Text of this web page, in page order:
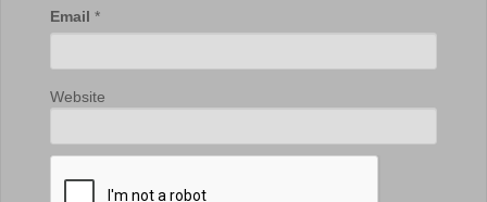
Email *
Website